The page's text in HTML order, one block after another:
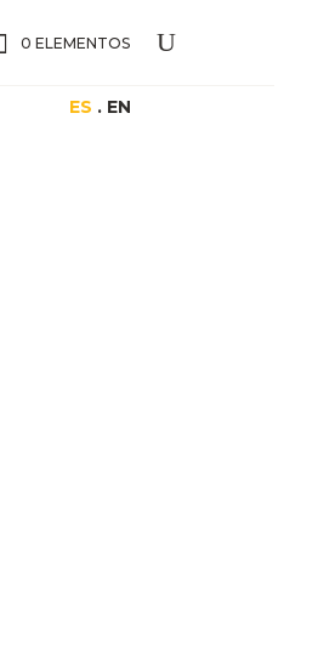
0 ELEMENTOS
ES . EN